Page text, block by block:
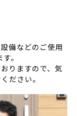
備などのご使用
。
りますので、気
ださい。